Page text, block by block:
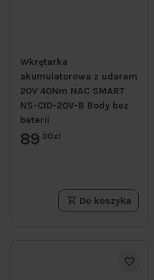
Wkrętarka
akumulatorowa z udarem
20V 40Nm NAC SMART
NS-CID-20V-B Body bez
baterii
89 00zł
Do koszyka